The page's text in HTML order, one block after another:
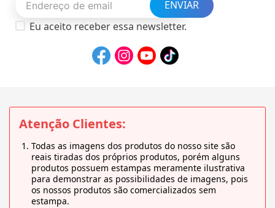
ENVIAR
Eu aceito receber essa newsletter.
Atenção Clientes:
Todas as imagens dos produtos do nosso site são
reais tiradas dos próprios produtos, porém alguns
produtos possuem estampas meramente ilustrativa
para demonstrar as possibilidades de imagens, pois
os nossos produtos são comercializados sem
estampa.